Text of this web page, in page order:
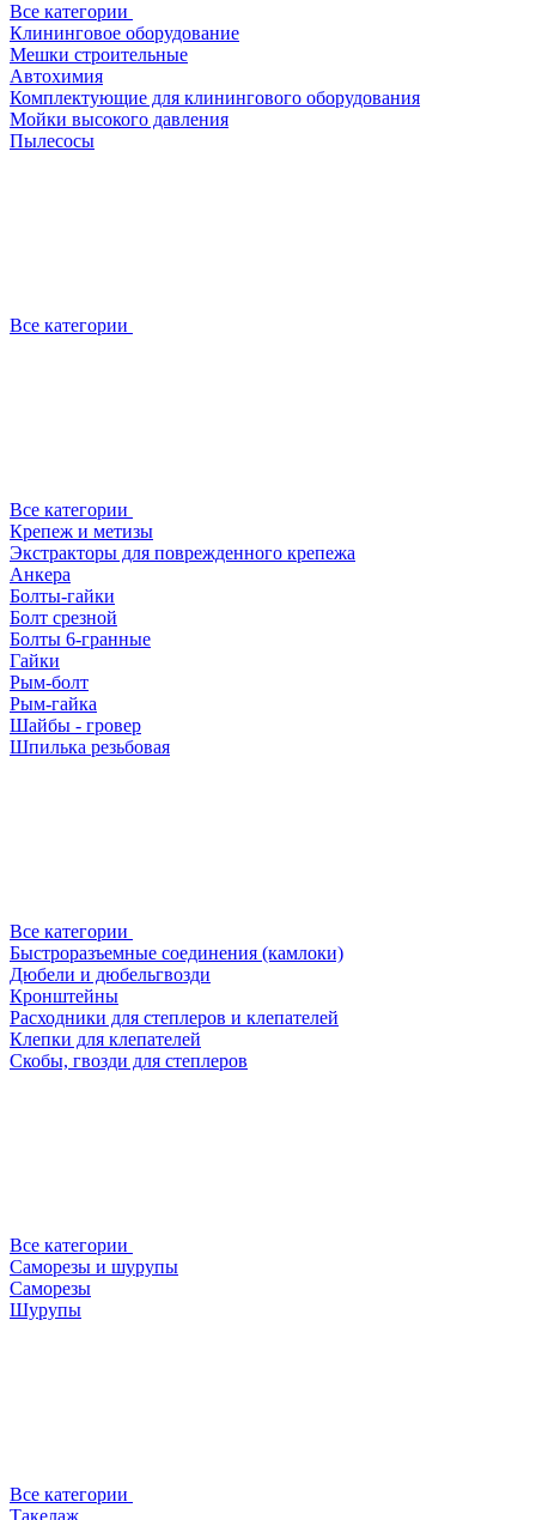
Все категории
Клининговое оборудование
Мешки строительные
Автохимия
Комплектующие для клинингового оборудования
Мойки высокого давления
Пылесосы
Все категории
Все категории
Крепеж и метизы
Экстракторы для поврежденного крепежа
Анкера
Болты-гайки
Болт срезной
Болты 6-гранные
Гайки
Рым-болт
Рым-гайка
Шайбы - гровер
Шпилька резьбовая
Все категории
Быстроразъемные соединения (камлоки)
Дюбели и дюбельгвозди
Кронштейны
Расходники для степлеров и клепателей
Клепки для клепателей
Скобы, гвозди для степлеров
Все категории
Саморезы и шурупы
Саморезы
Шурупы
Все категории
Такелаж